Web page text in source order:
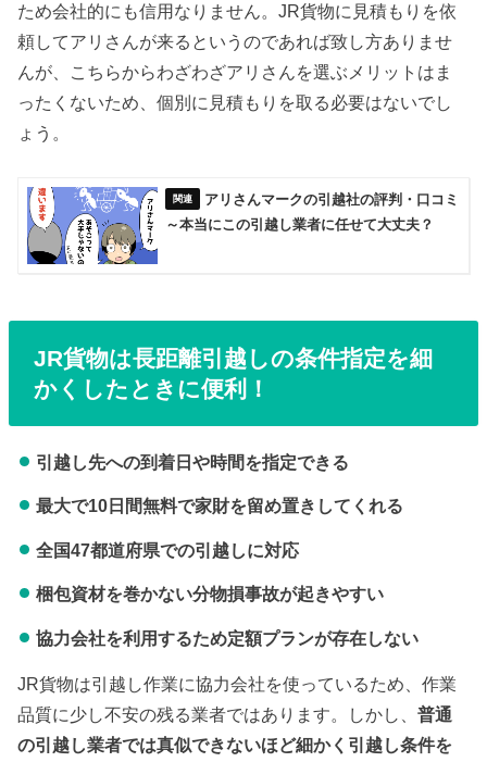
ため会社的にも信用なりません。JR貨物に見積もりを依
頼してアリさんが来るというのであれば致し方ありませ
んが、こちらからわざわざアリさんを選ぶメリットはま
ったくないため、個別に見積もりを取る必要はないでし
ょう。
アリさんマークの引越社の評判・口コミ
～本当にこの引越し業者に任せて大丈夫？
JR貨物は長距離引越しの条件指定を細
かくしたときに便利！
引越し先への到着日や時間を指定できる
最大で10日間無料で家財を留め置きしてくれる
全国47都道府県での引越しに対応
梱包資材を巻かない分物損事故が起きやすい
協力会社を利用するため定額プランが存在しない
JR貨物は引越し作業に協力会社を使っているため、作業
品質に少し不安の残る業者ではあります。しかし、普通
の引越し業者では真似できないほど細かく引越し条件を